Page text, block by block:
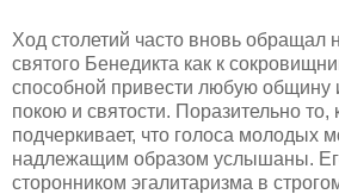
Ход столетий часто вновь обращал
святого Бенедикта как к
способной привести любую общину
покою и святости. Поразительно то,
подчеркивает, что голоса молодых
надлежащим образом услышаны.
сторонником эгалитаризма в